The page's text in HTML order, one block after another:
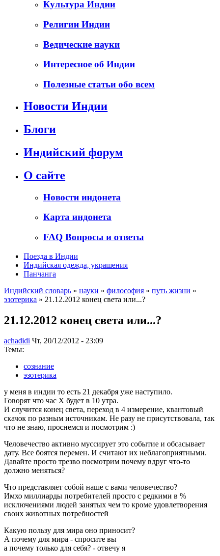
Культура Индии
Религии Индии
Ведические науки
Интересное об Индии
Полезные статьи обо всем
Новости Индии
Блоги
Индийский форум
О сайте
Новости индонета
Карта индонета
FAQ Вопросы и ответы
Поезда в Индии
Индийская одежда, украшения
Панчанга
Индийский словарь » науки » философия » путь жизни »
эзотерика » 21.12.2012 конец света или...?
21.12.2012 конец света или...?
achadidi Чт, 20/12/2012 - 23:09
Темы:
сознание
эзотерика
у меня в индии то есть 21 декабря уже наступило.
Говорят что час Х будет в 10 утра.
И случится конец света, переход в 4 измерение, квантовый
скачок по разным источникам. Не разу не присутствовала, так
что не знаю, проснемся и посмотрим :)
Человечество активно муссирует это событие и обсасывает
дату. Все боятся перемен. И считают их неблагоприятными.
Давайте просто трезво посмотрим почему вдруг что-то
должно меняться?
Что представляет собой наше с вами человечество?
Имхо миллиарды потребителей просто с редкими в %
исключениями людей занятых чем то кроме удовлетворения
своих животных потребностей
Какую пользу для мира оно приносит?
А почему для мира - спросите вы
а почему только для себя? - отвечу я